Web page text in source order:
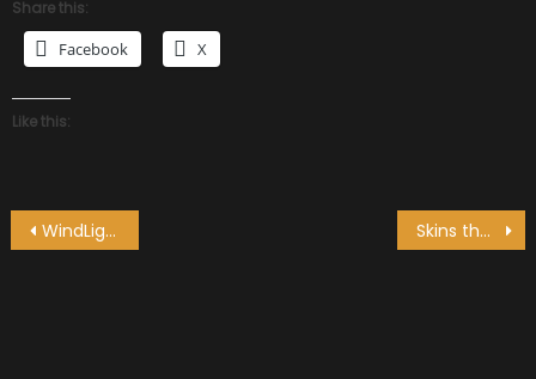
Share this:
Facebook X
Like this:
Navegação
WindLight Skins theft – a possible solution